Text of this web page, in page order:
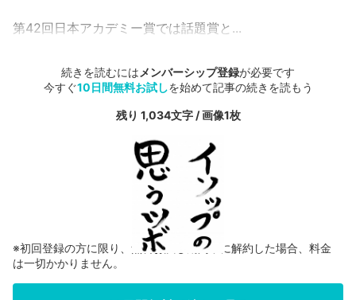
第42回日本アカデミー賞では話題賞と...
続きを読むには メンバーシップ登録が必要です
今すぐ10日間無料お試しを始めて記事の続きを読もう
残り 1,034文字 / 画像1枚
※初回登録の方に限り、無料お試し期間中に解約した場合、料金
は一切かかりません。